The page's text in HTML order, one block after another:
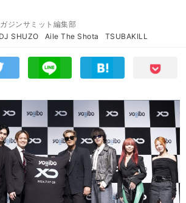
ジンサミット編集部
DJ SHUZO Aile The Shota TSUBAKILL